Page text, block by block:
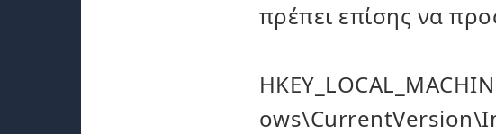
πρέπει επίσης να